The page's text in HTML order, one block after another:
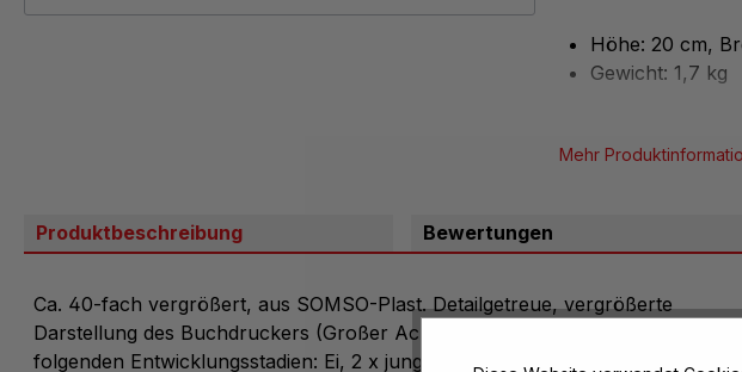
Höhe: 20 cm,
Gewicht: 1,7 kg
Mehr
Produktbeschreibung Bewertungen
Ca. 40-fach vergrößert, aus SOMSO-Plast. Detailgetreue, vergrößerte
Darstellung des Buchdruckers (Großer Achtzähniger Fichtenborkenkäfer) mit
folgenden Entwicklungsstadien: Ei, 2 x junge Larve, ausgewachsene Larve,